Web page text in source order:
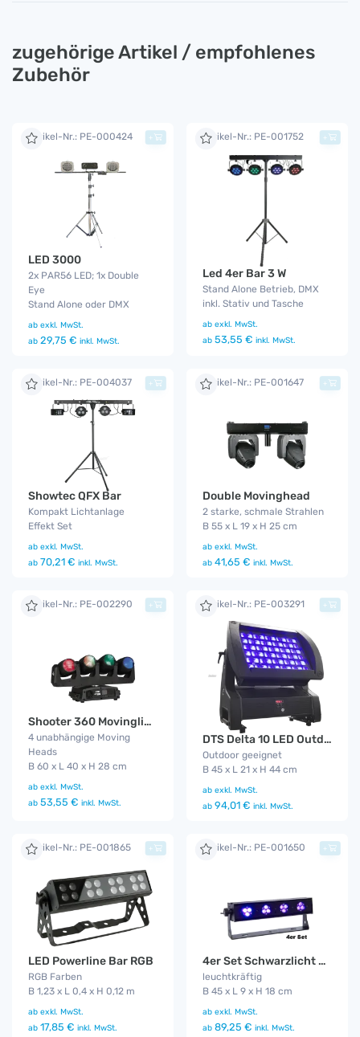
zugehörige Artikel / empfohlenes
Zubehör
Artikel-Nr.: PE-000424
LED 3000
2x PAR56 LED; 1x Double
Eye
Stand Alone oder DMX
ab exkl. MwSt.
ab 29,75 € inkl. MwSt.
+ Artikel-Nr.: PE-001752
Led 4er Bar 3 W
Stand Alone Betrieb, DMX
inkl. Stativ und Tasche
ab exkl. MwSt.
ab 53,55 € inkl. MwSt.
+
Artikel-Nr.: PE-004037
Showtec QFX Bar
Kompakt Lichtanlage
Effekt Set
ab exkl. MwSt.
ab 70,21 € inkl. MwSt.
+ Artikel-Nr.: PE-001647
Double Movinghead
2 starke, schmale Strahlen
B 55 x L 19 x H 25 cm
ab exkl. MwSt.
ab 41,65 € inkl. MwSt.
+
Artikel-Nr.: PE-002290
Shooter 360 Movinglight
4 unabhängige Moving
Heads
B 60 x L 40 x H 28 cm
ab exkl. MwSt.
ab 53,55 € inkl. MwSt.
+ Artikel-Nr.: PE-003291
DTS Delta 10 LED Outdoor Funk
Outdoor geeignet
B 45 x L 21 x H 44 cm
ab exkl. MwSt.
ab 94,01 € inkl. MwSt.
+
Artikel-Nr.: PE-001865
LED Powerline Bar RGB
RGB Farben
B 1,23 x L 0,4 x H 0,12 m
ab exkl. MwSt.
ab 17,85 € inkl. MwSt.
+ Artikel-Nr.: PE-001650
4er Set Schwarzlicht LED ( Blacklight - UV )
leuchtkräftig
B 45 x L 9 x H 18 cm
ab exkl. MwSt.
ab 89,25 € inkl. MwSt.
+